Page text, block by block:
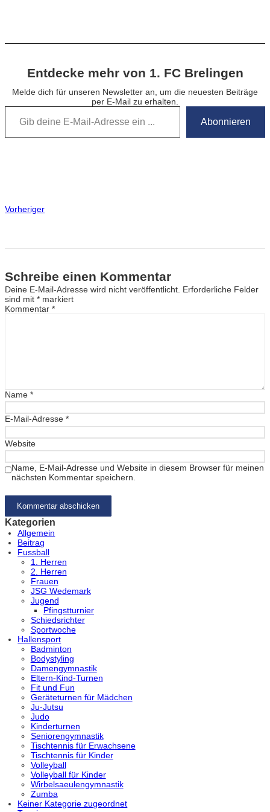
Entdecke mehr von 1. FC Brelingen
Melde dich für unseren Newsletter an, um die neuesten Beiträge
per E-Mail zu erhalten.
Gib deine E-Mail-Adresse ein …
Abonnieren
Vorheriger
Schreibe einen Kommentar
Deine E-Mail-Adresse wird nicht veröffentlicht. Erforderliche Felder
sind mit * markiert
Kommentar *
Name *
E-Mail-Adresse *
Website
Name, E-Mail-Adresse und Website in diesem Browser für meinen
nächsten Kommentar speichern.
Kategorien
Allgemein
Beitrag
Fussball
1. Herren
2. Herren
Frauen
JSG Wedemark
Jugend
Pfingstturnier
Schiedsrichter
Sportwoche
Hallensport
Badminton
Bodystyling
Damengymnastik
Eltern-Kind-Turnen
Fit und Fun
Geräteturnen für Mädchen
Ju-Jutsu
Judo
Kinderturnen
Seniorengymnastik
Tischtennis für Erwachsene
Tischtennis für Kinder
Volleyball
Volleyball für Kinder
Wirbelsaeulengymnastik
Zumba
Keiner Kategorie zugeordnet